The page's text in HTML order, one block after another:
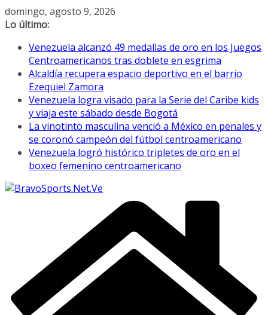
Saltar
al
domingo, agosto 9, 2026
Lo último:
Venezuela alcanzó 49 medallas de oro en los Juegos
Centroamericanos tras doblete en esgrima
Alcaldía recupera espacio deportivo en el barrio
Ezequiel Zamora
Venezuela logra visado para la Serie del Caribe kids
y viaja este sábado desde Bogotá
La vinotinto masculina venció a México en penales y
se coronó campeón del fútbol centroamericano
Venezuela logró histórico tripletes de oro en el
boxeo femenino centroamericano